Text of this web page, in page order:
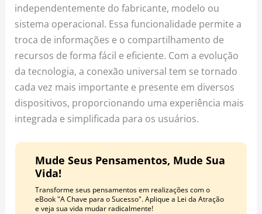
independentemente do fabricante, modelo ou
sistema operacional. Essa funcionalidade permite a
troca de informações e o compartilhamento de
recursos de forma fácil e eficiente. Com a evolução
da tecnologia, a conexão universal tem se tornado
cada vez mais importante e presente em diversos
dispositivos, proporcionando uma experiência mais
integrada e simplificada para os usuários.
Mude Seus Pensamentos, Mude Sua
Vida!
Transforme seus pensamentos em realizações com o
eBook "A Chave para o Sucesso". Aplique a Lei da Atração
e veja sua vida mudar radicalmente!